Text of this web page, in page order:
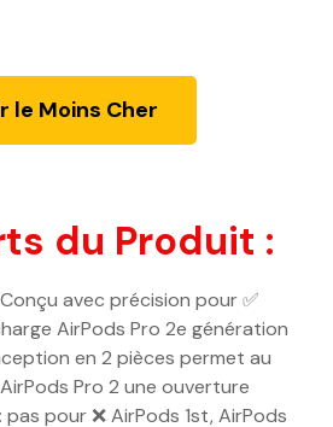
le Moins Cher
du Produit :
avec précision pour ✅
AirPods Pro 2e génération
en 2 pièces permet au
Pro 2 une ouverture
pour ❌ AirPods 1st, AirPods